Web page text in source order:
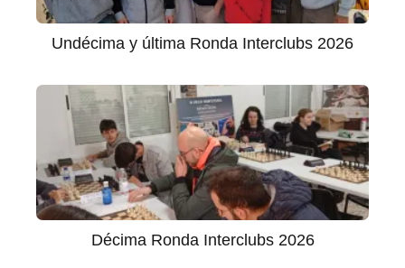
Undécima y última Ronda Interclubs 2026
Décima Ronda Interclubs 2026